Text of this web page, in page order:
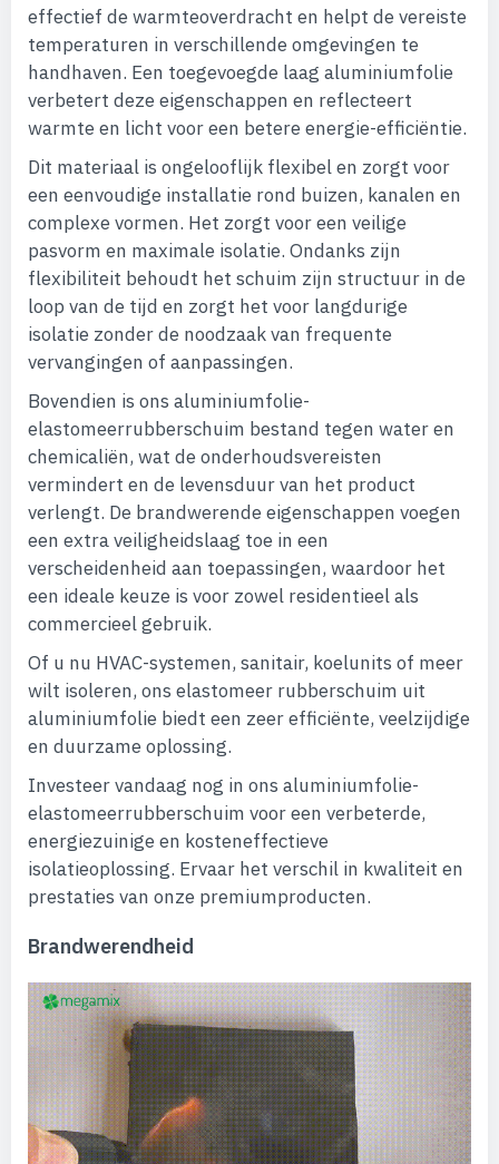
effectief de warmteoverdracht en helpt de vereiste
temperaturen in verschillende omgevingen te
handhaven. Een toegevoegde laag aluminiumfolie
verbetert deze eigenschappen en reflecteert
warmte en licht voor een betere energie-efficiëntie.
Dit materiaal is ongelooflijk flexibel en zorgt voor
een eenvoudige installatie rond buizen, kanalen en
complexe vormen. Het zorgt voor een veilige
pasvorm en maximale isolatie. Ondanks zijn
flexibiliteit behoudt het schuim zijn structuur in de
loop van de tijd en zorgt het voor langdurige
isolatie zonder de noodzaak van frequente
vervangingen of aanpassingen.
Bovendien is ons aluminiumfolie-
elastomeerrubberschuim bestand tegen water en
chemicaliën, wat de onderhoudsvereisten
vermindert en de levensduur van het product
verlengt. De brandwerende eigenschappen voegen
een extra veiligheidslaag toe in een
verscheidenheid aan toepassingen, waardoor het
een ideale keuze is voor zowel residentieel als
commercieel gebruik.
Of u nu HVAC-systemen, sanitair, koelunits of meer
wilt isoleren, ons elastomeer rubberschuim uit
aluminiumfolie biedt een zeer efficiënte, veelzijdige
en duurzame oplossing.
Investeer vandaag nog in ons aluminiumfolie-
elastomeerrubberschuim voor een verbeterde,
energiezuinige en kosteneffectieve
isolatieoplossing. Ervaar het verschil in kwaliteit en
prestaties van onze premiumproducten.
Brandwerendheid